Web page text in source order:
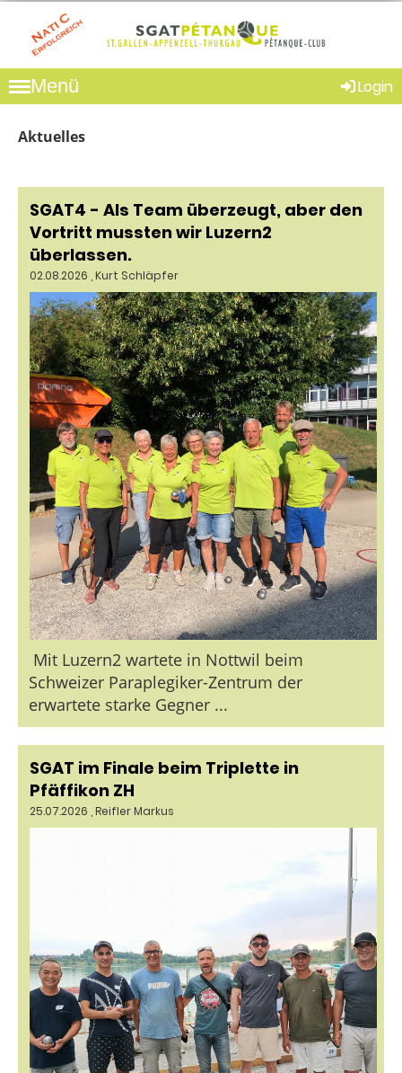
Menü Login
Aktuelles
SGAT4 - Als Team überzeugt, aber den
Vortritt mussten wir Luzern2
überlassen.
02.08.2026 , Kurt Schläpfer
Mit Luzern2 wartete in Nottwil beim
Schweizer Paraplegiker-Zentrum der
erwartete starke Gegner ...
SGAT im Finale beim Triplette in
Pfäffikon ZH
25.07.2026 , Reifler Markus